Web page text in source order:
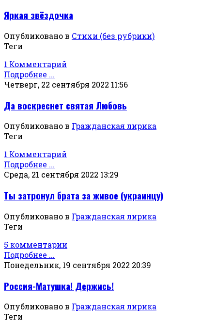
Яркая звёздочка
Опубликовано в Стихи (без рубрики)
Теги
1 Комментарий
Подробнее ...
Четверг, 22 сентября 2022 11:56
Да воскреснет святая Любовь
Опубликовано в Гражданская лирика
Теги
1 Комментарий
Подробнее ...
Среда, 21 сентября 2022 13:29
Ты затронул брата за живое (украинцу)
Опубликовано в Гражданская лирика
Теги
5 комментарии
Подробнее ...
Понедельник, 19 сентября 2022 20:39
Россия-Матушка! Держись!
Опубликовано в Гражданская лирика
Теги